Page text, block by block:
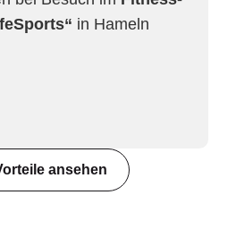
in Hameln
ansehen